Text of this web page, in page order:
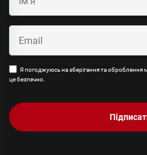
Я погоджуюсь на зберігання та оброблення
це безпечно.